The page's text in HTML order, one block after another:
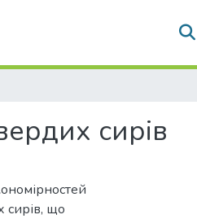
сирів
сирів, що